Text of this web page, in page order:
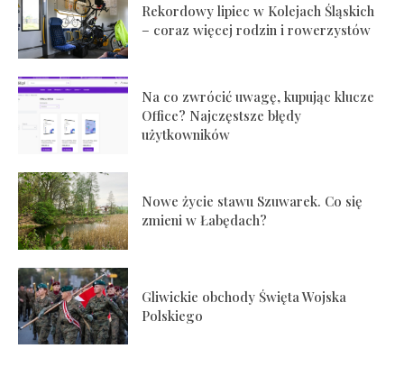
Rekordowy lipiec w Kolejach Śląskich
– coraz więcej rodzin i rowerzystów
Na co zwrócić uwagę, kupując klucze
Office? Najczęstsze błędy
użytkowników
Nowe życie stawu Szuwarek. Co się
zmieni w Łabędach?
Gliwickie obchody Święta Wojska
Polskiego